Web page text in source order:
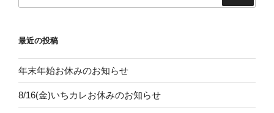
最近の投稿
年末年始お休みのお知らせ
8/16(金)いちカレお休みのお知らせ